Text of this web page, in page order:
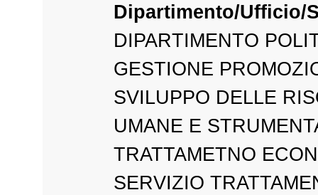
Dipartimento/Ufficio/
DIPARTIMENTO
GESTIONE
SVILUPPO DELLE
UMANE E
TRATTAMETNO
SERVIZIO